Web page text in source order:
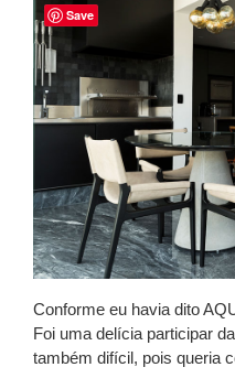
Conforme eu havia dito
Foi uma delícia participar
também difícil, pois queria
Save